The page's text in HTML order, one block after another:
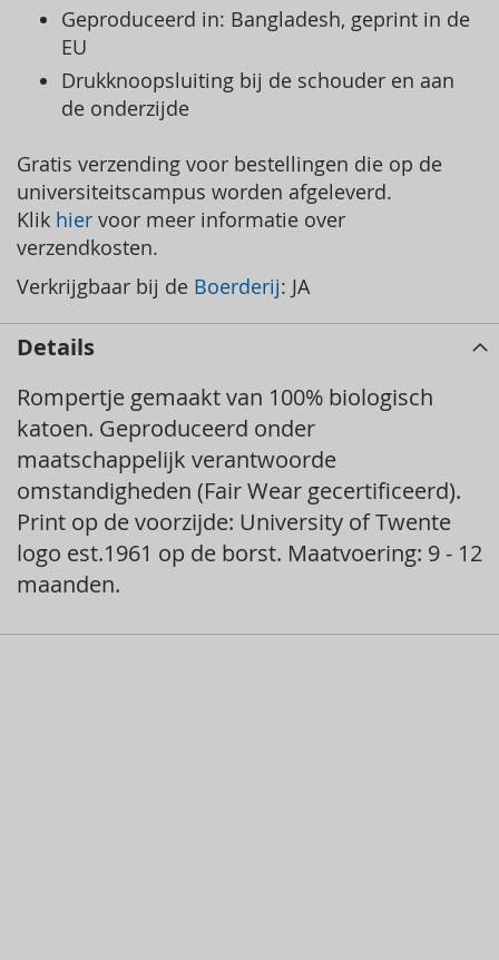
Geproduceerd in: Bangladesh, geprint in de
EU
Drukknoopsluiting bij de schouder en aan
de onderzijde
Gratis verzending voor bestellingen die op de
universiteitscampus worden afgeleverd.
Klik hier voor meer informatie over
verzendkosten.
Verkrijgbaar bij de Boerderij: JA
Details
Rompertje gemaakt van 100% biologisch
katoen. Geproduceerd onder
maatschappelijk verantwoorde
omstandigheden (Fair Wear gecertificeerd).
Print op de voorzijde: University of Twente
logo est.1961 op de borst. Maatvoering: 9 - 12
maanden.